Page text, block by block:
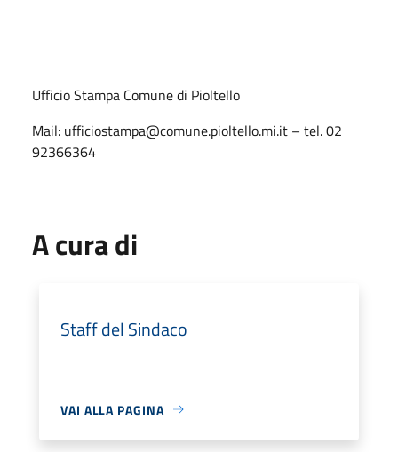
Ufficio Stampa Comune di Pioltello
Mail: ufficiostampa@comune.pioltello.mi.it – tel. 02
92366364
A cura di
Staff del Sindaco
VAI ALLA PAGINA